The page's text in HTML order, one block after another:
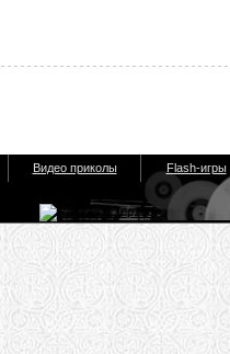
Видео приколы
Flash-игры